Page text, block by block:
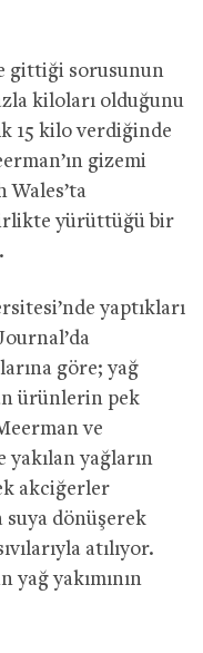
gittiği sorusunun
kiloları olduğunu
15 kilo verdiğinde
gizemi
yürüttüğü bir
yaptıkları
göre; yağ
ürünlerin pek
ve
yakılan yağların
akciğerler
suya dönüşerek
atılıyor.
yağ yakımının